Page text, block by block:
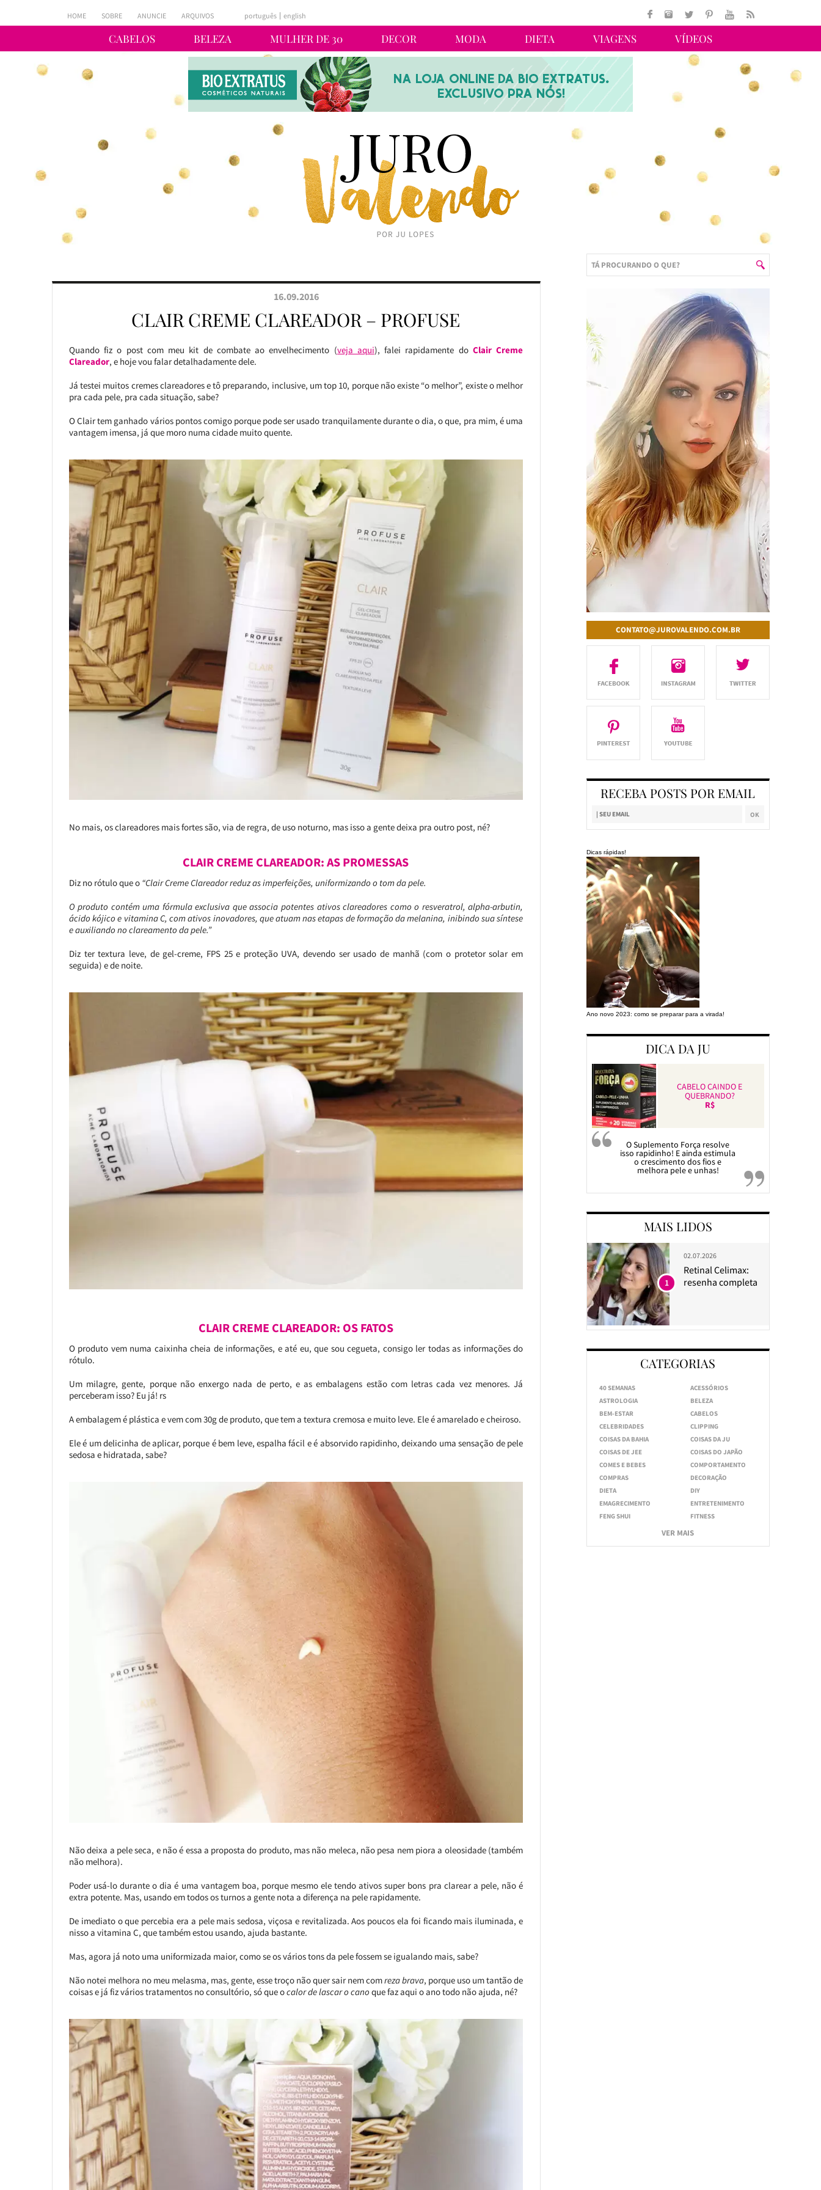
CABELOS BELEZA MULHER DE 30 DECOR MODA DIETA VIAGENS VÍDEOS
HOME SOBRE ANUNCIE ARQUIVOS português english
16.09.2016
CLAIR CREME CLAREADOR – PROFUSE
Quando fiz o post com meu kit de combate ao envelhecimento (veja aqui), falei rapidamente do Clair Creme
Clareador, e hoje vou falar detalhadamente dele.
Já testei muitos cremes clareadores e tô preparando, inclusive, um top 10, porque não existe “o melhor”, existe o melhor
pra cada pele, pra cada situação, sabe?
O Clair tem ganhado vários pontos comigo porque pode ser usado tranquilamente durante o dia, o que, pra mim, é uma
vantagem imensa, já que moro numa cidade muito quente.
No mais, os clareadores mais fortes são, via de regra, de uso noturno, mas isso a gente deixa pra outro post, né?
CLAIR CREME CLAREADOR: AS PROMESSAS
Diz no rótulo que o “Clair Creme Clareador reduz as imperfeições, uniformizando o tom da pele.
O produto contém uma fórmula exclusiva que associa potentes ativos clareadores como o resveratrol, alpha-arbutin,
ácido kójico e vitamina C, com ativos inovadores, que atuam nas etapas de formação da melanina, inibindo sua síntese
e auxiliando no clareamento da pele.”
Diz ter textura leve, de gel-creme, FPS 25 e proteção UVA, devendo ser usado de manhã (com o protetor solar em
seguida) e de noite.
CLAIR CREME CLAREADOR: OS FATOS
O produto vem numa caixinha cheia de informações, e até eu, que sou cegueta, consigo ler todas as informações do
rótulo.
Um milagre, gente, porque não enxergo nada de perto, e as embalagens estão com letras cada vez menores. Já
perceberam isso? Eu já! rs
A embalagem é plástica e vem com 30g de produto, que tem a textura cremosa e muito leve. Ele é amarelado e cheiroso.
Ele é um delicinha de aplicar, porque é bem leve, espalha fácil e é absorvido rapidinho, deixando uma sensação de pele
sedosa e hidratada, sabe?
Não deixa a pele seca, e não é essa a proposta do produto, mas não meleca, não pesa nem piora a oleosidade (também
não melhora).
Poder usá-lo durante o dia é uma vantagem boa, porque mesmo ele tendo ativos super bons pra clarear a pele, não é
extra potente. Mas, usando em todos os turnos a gente nota a diferença na pele rapidamente.
De imediato o que percebia era a pele mais sedosa, viçosa e revitalizada. Aos poucos ela foi ficando mais iluminada, e
nisso a vitamina C, que também estou usando, ajuda bastante.
Mas, agora já noto uma uniformizada maior, como se os vários tons da pele fossem se igualando mais, sabe?
Não notei melhora no meu melasma, mas, gente, esse troço não quer sair nem comreza brava, porque uso um tantão de
coisas e já fiz vários tratamentos no consultório, só que ocalor de lascar o cano que faz aqui o ano todo não ajuda, né?
CONTATO@JUROVALENDO.COM.BR
RECEBA POSTS POR EMAIL
Dicas rápidas!
Ano novo 2023: como se preparar para a virada!
DICA DA JU
CABELO CAINDO E
QUEBRANDO?
R$
O Suplemento Força resolve
isso rapidinho! E ainda estimula
o crescimento dos fios e
melhora pele e unhas!
MAIS LIDOS
02.07.2026
Retinal Celimax:
resenha completa
1
CATEGORIAS
40 SEMANAS
ACESSÓRIOS
ASTROLOGIA
BELEZA
BEM-ESTAR
CABELOS
CELEBRIDADES
CLIPPING
COISAS DA BAHIA
COISAS DA JU
COISAS DE JEE
COISAS DO JAPÃO
COMES E BEBES
COMPORTAMENTO
COMPRAS
DECORAÇÃO
DIETA
DIY
EMAGRECIMENTO
ENTRETENIMENTO
FENG SHUI
FITNESS
VER MAIS